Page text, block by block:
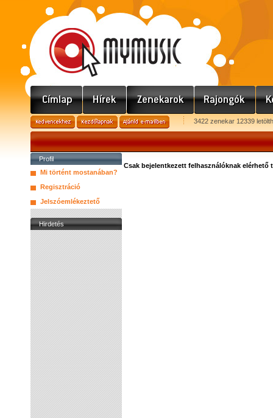
3422 zenekar 12339
Profil
Mi történt mostanában?
Regisztráció
Jelszóemlékeztető
Hirdetés
Csak bejelentkezett felhasználóknak elérhető